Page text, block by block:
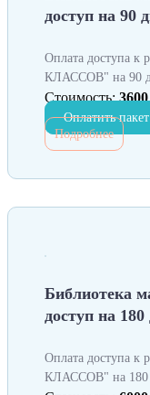
доступ на 90
Оплата доступа
КЛАССОВ" на 90
Стоимость:
Оплатить пакет
Подробнее
Библиотека
доступ на 180
Оплата доступа
КЛАССОВ" на 180